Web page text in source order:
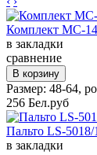
Комплект MC-
в закладки
сравнение
Размер: 48-64,
256 Бел.руб
Пальто LS-5018/
в закладки